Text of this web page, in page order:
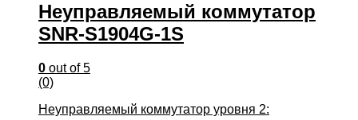
Неуправляемый коммутатор
SNR-S1904G-1S
0 out of 5
(0)
Неуправляемый коммутатор уровня 2: